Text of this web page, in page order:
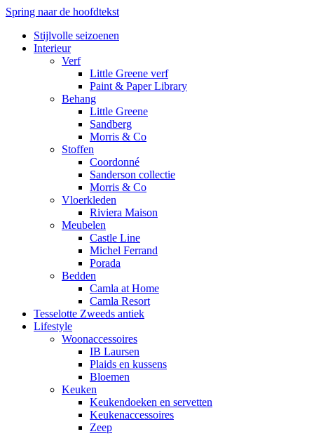
Spring naar de hoofdtekst
Stijlvolle seizoenen
Interieur
Verf
Little Greene verf
Paint & Paper Library
Behang
Little Greene
Sandberg
Morris & Co
Stoffen
Coordonné
Sanderson collectie
Morris & Co
Vloerkleden
Riviera Maison
Meubelen
Castle Line
Michel Ferrand
Porada
Bedden
Camla at Home
Camla Resort
Tesselotte Zweeds antiek
Lifestyle
Woonaccessoires
IB Laursen
Plaids en kussens
Bloemen
Keuken
Keukendoeken en servetten
Keukenaccessoires
Zeep